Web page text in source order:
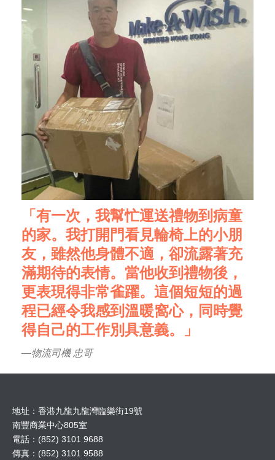
「有一次，我幫忙運送禮物到病童
的家。我打開門看見輪椅上的小朋
友，雖然他身體不適，卻流露著充
滿期待的表情。當他收到禮物後，
更表現得非常雀躍。這個短短的過
程已經令我感到溫暖窩心，同時覺
得自己的工作別具意義。」
—物流司機 忠哥
地址：香港九龍九龍灣臨樂街19號
南豐商業中心805室
電話：(852) 3101 9688
傳真：(852) 3101 9588